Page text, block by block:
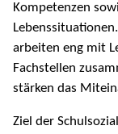
Kompetenzen
arbeiten eng mit
Fachstellen
stärken das
Ziel der